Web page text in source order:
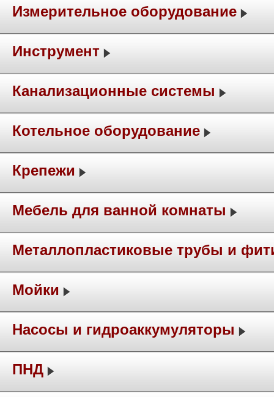
Измерительное оборудование
Инструмент
Канализационные системы
Котельное оборудование
Крепежи
Мебель для ванной комнаты
Металлопластиковые трубы и
Мойки
Насосы и гидроаккумуляторы
ПНД